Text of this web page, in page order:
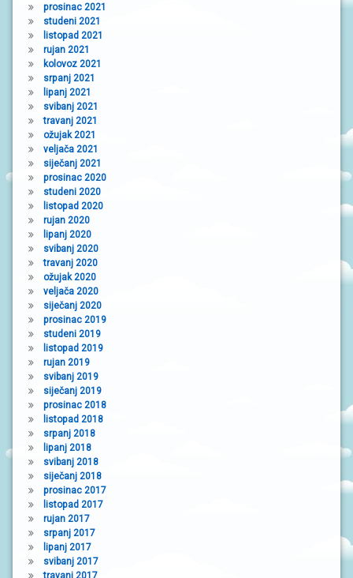
prosinac 2021
studeni 2021
listopad 2021
rujan 2021
kolovoz 2021
srpanj 2021
lipanj 2021
svibanj 2021
travanj 2021
ožujak 2021
veljača 2021
siječanj 2021
prosinac 2020
studeni 2020
listopad 2020
rujan 2020
lipanj 2020
svibanj 2020
travanj 2020
ožujak 2020
veljača 2020
siječanj 2020
prosinac 2019
studeni 2019
listopad 2019
rujan 2019
svibanj 2019
siječanj 2019
prosinac 2018
listopad 2018
srpanj 2018
lipanj 2018
svibanj 2018
siječanj 2018
prosinac 2017
listopad 2017
rujan 2017
srpanj 2017
lipanj 2017
svibanj 2017
travanj 2017